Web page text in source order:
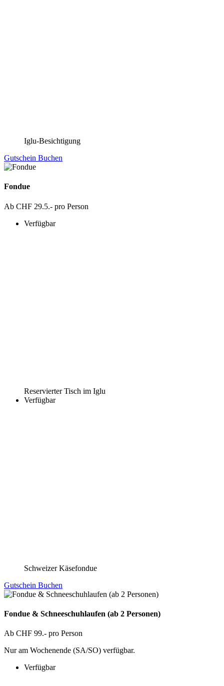
Iglu-Besichtigung
Gutschein Buchen
Fondue
Ab CHF 29.5.- pro Person
Verfügbar
Reservierter Tisch im Iglu
Verfügbar
Schweizer Käsefondue
Gutschein Buchen
Fondue & Schneeschuhlaufen (ab 2 Personen)
Ab CHF 99.- pro Person
Nur am Wochenende (SA/SO) verfügbar.
Verfügbar